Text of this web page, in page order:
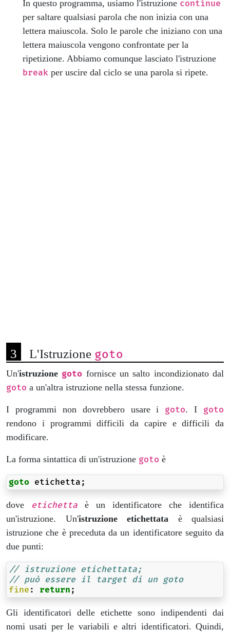
In questo programma, usiamo l'istruzione continue
per saltare qualsiasi parola che non inizia con una
lettera maiuscola. Solo le parole che iniziano con una
lettera maiuscola vengono confrontate per la
ripetizione. Abbiamo comunque lasciato l'istruzione
break per uscire dal ciclo se una parola si ripete.
L'Istruzione goto
Un'istruzione goto fornisce un salto incondizionato dal
goto a un'altra istruzione nella stessa funzione.
I programmi non dovrebbero usare i goto. I goto
rendono i programmi difficili da capire e difficili da
modificare.
La forma sintattica di un'istruzione goto è
goto etichetta ;
dove etichetta è un identificatore che identifica
un'istruzione. Un'istruzione etichettata è qualsiasi
istruzione che è preceduta da un identificatore seguito da
due punti:
// istruzione etichettata;
// può essere il target di un goto
fine : return ;
Gli identificatori delle etichette sono indipendenti dai
nomi usati per le variabili e altri identificatori. Quindi,